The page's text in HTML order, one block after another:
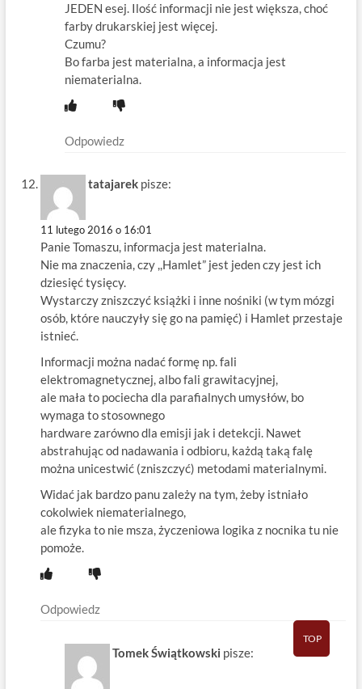
JEDEN esej. Ilość informacji nie jest większa, choć
farby drukarskiej jest więcej.
Czumu?
Bo farba jest materialna, a informacja jest
niematerialna.
Odpowiedz
tatajarek pisze:
11 lutego 2016 o 16:01
Panie Tomaszu, informacja jest materialna.
Nie ma znaczenia, czy ,,Hamlet” jest jeden czy jest ich
dziesięć tysięcy.
Wystarczy zniszczyć książki i inne nośniki (w tym mózgi
osób, które nauczyły się go na pamięć) i Hamlet przestaje
istnieć.
Informacji można nadać formę np. fali
elektromagnetycznej, albo fali grawitacyjnej,
ale mała to pociecha dla parafialnych umysłów, bo
wymaga to stosownego
hardware zarówno dla emisji jak i detekcji. Nawet
abstrahując od nadawania i odbioru, każdą taką falę
można unicestwić (zniszczyć) metodami materialnymi.
Widać jak bardzo panu zależy na tym, żeby istniało
cokolwiek niematerialnego,
ale fizyka to nie msza, życzeniowa logika z nocnika tu nie
pomoże.
Odpowiedz
Tomek Świątkowski pisze:
TOP